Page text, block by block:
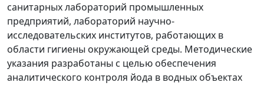
санитарных лабораторий промышленных
предприятий, лабораторий научно-
исследовательских институтов, работающих в
области гигиены окружающей среды. Методические
указания разработаны с целью обеспечения
аналитического контроля йода в водных объектах